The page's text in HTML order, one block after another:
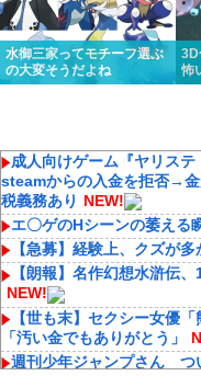
水御三家ってモチーフ選ぶ
の大変そうだよね
3D
怖
ォ
成人向けゲーム『ヤリス
steamからの入金を拒否→
税義務あり NEW!
エ〇ゲのHシーンの萎える
【急募】経験上、クズが
【朗報】名作幻想水滸伝
NEW!
【世も末】セクシー女優
「汚い金でもありがとう」
週刊少年ジャンプさん つ